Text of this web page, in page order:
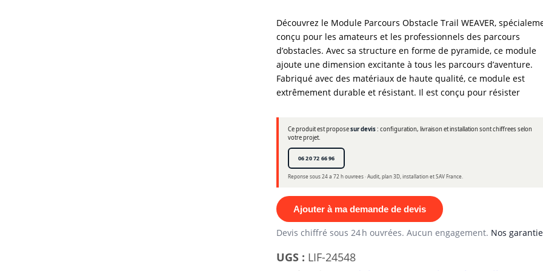
Découvrez le Module Parcours Obstacle Trail WEAVER,
conçu pour les amateurs et les professionnels des parcours
d’obstacles. Avec sa structure en forme de pyramide, ce module
ajoute une dimension excitante à tous les parcours d’aventure.
Fabriqué avec des matériaux de haute qualité, ce module est
extrêmement durable et résistant. Il est conçu pour résister
Ce produit est proposesur devis: configuration, livraison et installation sont chiffrees selon
votre projet.
06 20 72 66 96
Reponse sous 24 a 72 h ouvrees · Audit, plan 3D, installation et SAV France.
Ajouter à ma demande de devis
Devis chiffré sous 24 h ouvrées. Aucun engagement. Nos
UGS : LIF-24548